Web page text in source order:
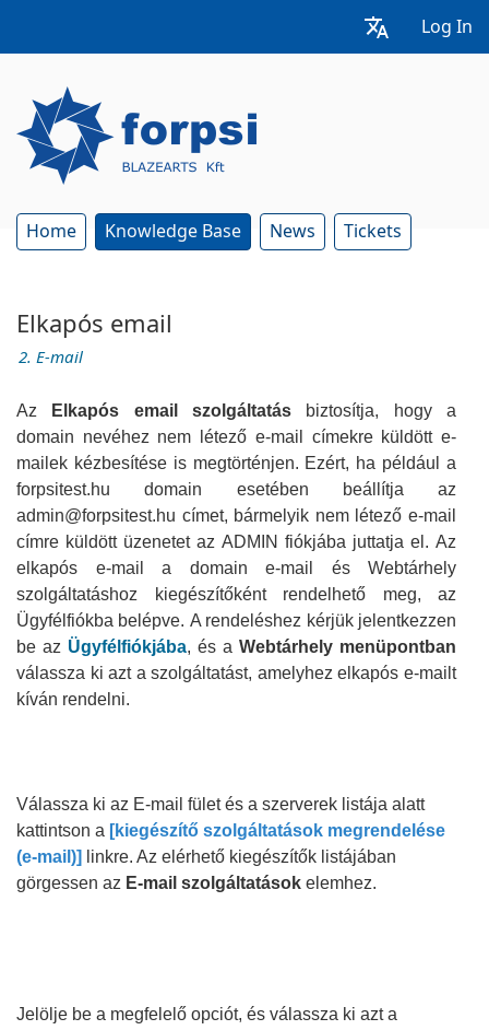
Log In
Home Knowledge Base News Tickets
Elkapós email
2. E-mail
Az Elkapós email szolgáltatás biztosítja, hogy a
domain nevéhez nem létező e-mail címekre küldött e-
mailek kézbesítése is megtörténjen. Ezért, ha például a
forpsitest.hu domain esetében beállítja az
admin@forpsitest.hu címet, bármelyik nem létező e-mail
címre küldött üzenetet az ADMIN fiókjába juttatja el. Az
elkapós e-mail a domain e-mail és Webtárhely
szolgáltatáshoz kiegészítőként rendelhető meg, az
Ügyfélfiókba belépve. A rendeléshez kérjük jelentkezzen
be az Ügyfélfiókjába, és a Webtárhely menüpontban
válassza ki azt a szolgáltatást, amelyhez elkapós e-mailt
kíván rendelni.
Válassza ki az E-mail fület és a szerverek listája alatt
kattintson a [kiegészítő szolgáltatások megrendelése
(e-mail)]
linkre. Az elérhető kiegészítők listájában
görgessen az E-mail szolgáltatások elemhez.
Jelölje be a megfelelő opciót, és válassza ki azt a